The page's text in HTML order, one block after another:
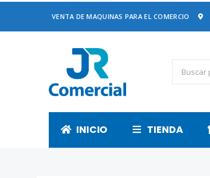
VENTA DE MAQUINAS PARA EL COMERCIO
INICIO TIENDA